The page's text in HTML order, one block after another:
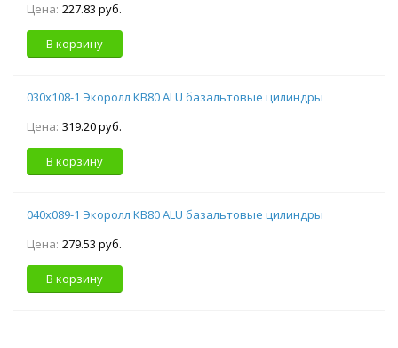
Цена: 227.83 руб.
В корзину
030х108-1 Экоролл КВ80 ALU базальтовые цилиндры
Цена: 319.20 руб.
В корзину
040х089-1 Экоролл КВ80 ALU базальтовые цилиндры
Цена: 279.53 руб.
В корзину